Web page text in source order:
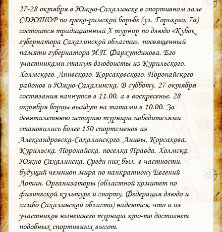
27-28 октября в Южно-Сахалинске в спортивном зале
СДЮШОР по греко-римской борьбе (ул. Горького, 7а)
состоится традиционный X турнир по дзюдо «Кубок
губернатора Сахалинской области», посвященный
памяти губернатора И.П. Фархутдинова. Его
участниками станут дзюдоисты из Курильского,
Холмского, Анивского, Корсаковского, Поронайского
районов и Южно-Сахалинска. В субботу, 27 октября
состязания начнутся в 11.00, а в воскресенье, 28
октября борцы выйдут на татами в 10.00. За
девятилетнюю историю турнира победителями
становились более 150 спортсменов из
Александровска-Сахалинского, Анивы, Корсакова,
Курильска, Поронайска, поселка Правда, Холмска,
Южно-Сахалинска. Среди них был, в частности,
будущий чемпион мира по панкратиону Евгений
Лотин. Организаторы (областной комитет по
физической культуре и спорту, Федерация дзюдо и
самбо Сахалинской области) надеются, что и из
участников нынешнего турнира кто-то достигнет
подобных спортивных высот.